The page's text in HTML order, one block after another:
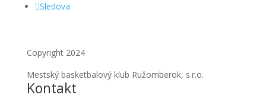
Sledova
Copyright 2024
Mestský basketbalový klub Ružomberok, s.r.o.
Kontakt